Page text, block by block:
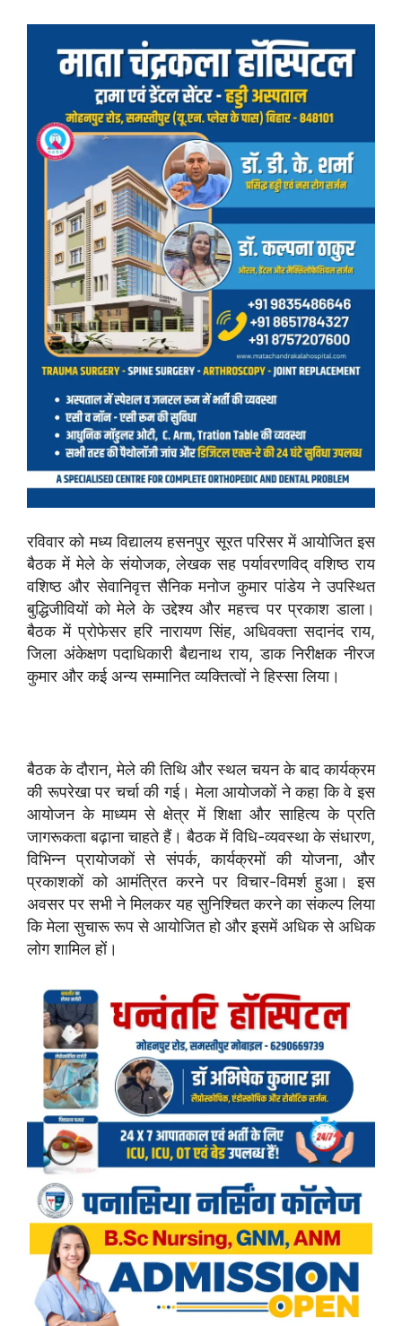
रविवार को मध्य विद्यालय हसनपुर सूरत परिसर में आयोजित इस
बैठक में मेले के संयोजक, लेखक सह पर्यावरणविद् वशिष्ठ राय
वशिष्ठ और सेवानिवृत्त सैनिक मनोज कुमार पांडेय ने उपस्थित
बुद्धिजीवियों को मेले के उद्देश्य और महत्त्व पर प्रकाश डाला।
बैठक में प्रोफेसर हरि नारायण सिंह, अधिवक्ता सदानंद राय,
जिला अंकेक्षण पदाधिकारी बैद्यनाथ राय, डाक निरीक्षक नीरज
कुमार और कई अन्य सम्मानित व्यक्तित्वों ने हिस्सा लिया।
बैठक के दौरान, मेले की तिथि और स्थल चयन के बाद कार्यक्रम
की रूपरेखा पर चर्चा की गई। मेला आयोजकों ने कहा कि वे इस
आयोजन के माध्यम से क्षेत्र में शिक्षा और साहित्य के प्रति
जागरूकता बढ़ाना चाहते हैं। बैठक में विधि-व्यवस्था के संधारण,
विभिन्न प्रायोजकों से संपर्क, कार्यक्रमों की योजना, और
प्रकाशकों को आमंत्रित करने पर विचार-विमर्श हुआ। इस
अवसर पर सभी ने मिलकर यह सुनिश्चित करने का संकल्प लिया
कि मेला सुचारू रूप से आयोजित हो और इसमें अधिक से अधिक
लोग शामिल हों।